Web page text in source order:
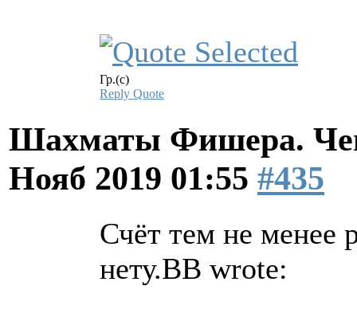
Гр.(с)
Reply Quote
Шахматы Фишера.
Нояб 2019 01:55 #435
Счёт тем не менее
нету.BB wrote: